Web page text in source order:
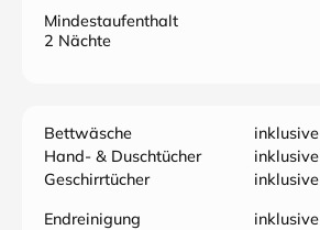
Mindestaufenthalt
2 Nächte
Bettwäsche
inklusive
Hand- & Duschtücher
inklusive
Geschirrtücher
inklusive
Endreinigung
inklusive